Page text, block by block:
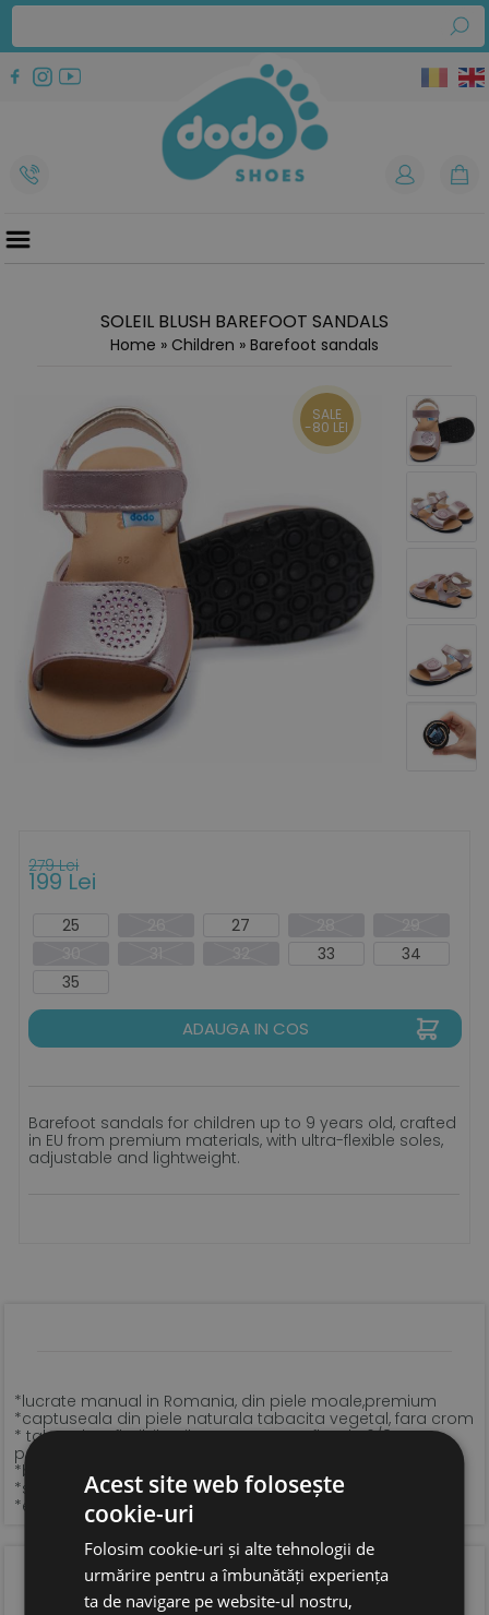
SOLEIL BLUSH BAREFOOT SANDALS
Home » Children » Barefoot sandals
SALE
-80 LEI
279 Lei
199 Lei
25 27
33
34
35
ADAUGA IN COS
Barefoot sandals for children up to 9 years old, crafted
in EU from premium materials, with ultra-flexible soles,
adjustable and lightweight.
*lucrate manual in Romania, din piele moale,premium
*captuseala din piele naturala tabacita vegetal, fara crom
* talpa ultra-flexibila Vibram Supernewflex de 6/8 mm,
perfect plata
*brant din piele naturala tabacita vegetal
*sistem de inchidere si latime ajustabile, cu velcro
*extrem de usoare
OPINIA CLIENTILOR
Acest site web folosește
cookie-uri
Folosim cookie-uri și alte tehnologii de
urmărire pentru a îmbunătăți experiența
ta de navigare pe website-ul nostru,